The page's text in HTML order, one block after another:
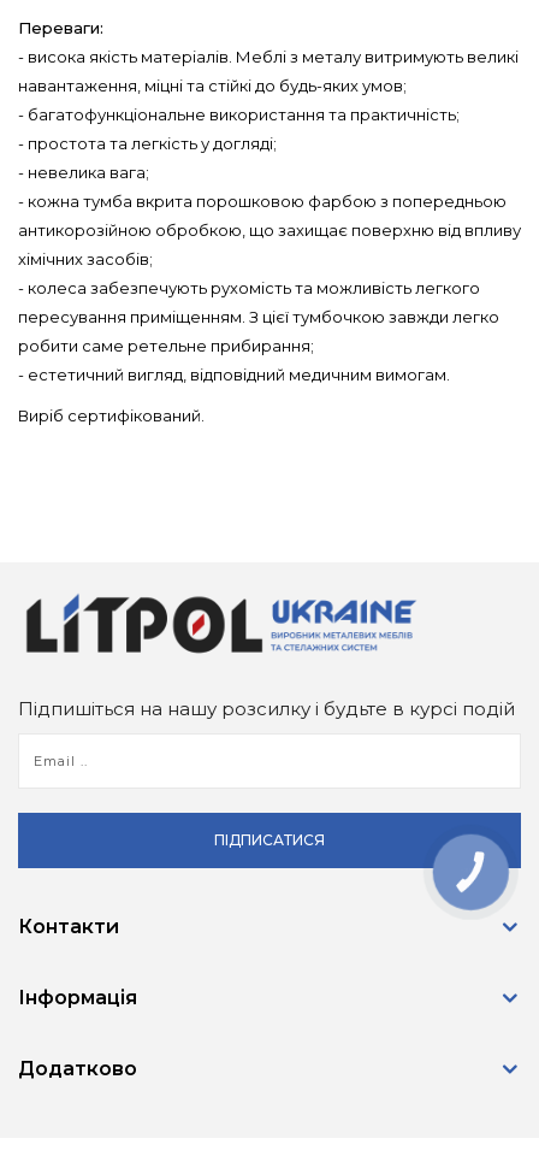
Переваги:
- висока якість матеріалів. Меблі з металу витримують великі
навантаження, міцні та стійкі до будь-яких умов;
- багатофункціональне використання та практичність;
- простота та легкість у догляді;
- невелика вага;
- кожна тумба вкрита порошковою фарбою з попередньою
антикорозійною обробкою, що захищає поверхню від впливу
хімічних засобів;
- колеса забезпечують рухомість та можливість легкого
пересування приміщенням. З цієї тумбочкою завжди легко
робити саме ретельне прибирання;
- естетичний вигляд, відповідний медичним вимогам.
Виріб сертифікований.
Підпишіться на нашу розсилку і будьте в курсі подій
ПІДПИСАТИСЯ
Контакти
Інформація
Додатково
КНОПКА
ЗВ'ЯЗКУ